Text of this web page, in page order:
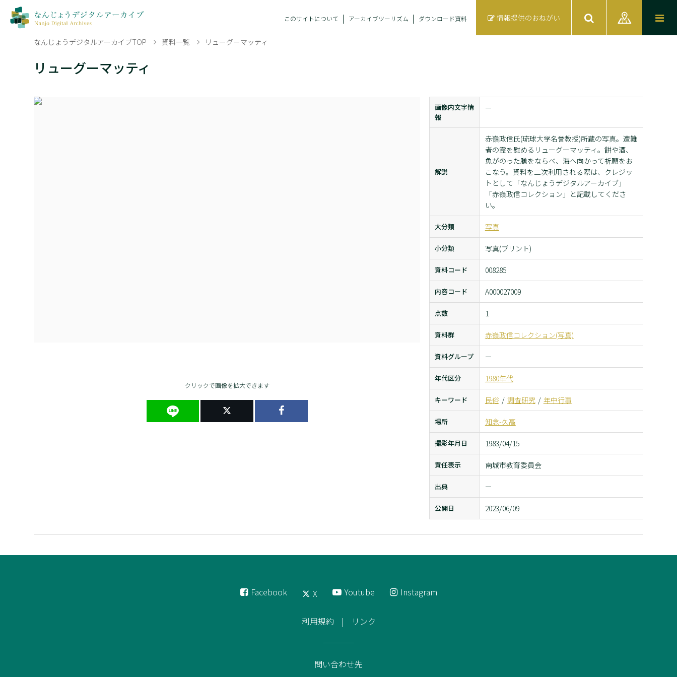
このサイトについて アーカイブツーリズム ダウンロード資料 情報提供のおねがい
なんじょうデジタルアーカイブTOP 資料一覧 リューグーマッティ
リューグーマッティ
クリックで画像を拡大できます
画像内文字情
報
ー
解説
赤嶺政信氏(琉球大学名誉教授)所蔵の写真。遭難
者の霊を慰めるリューグーマッティ。餅や酒、
魚がのった膳をならべ、海へ向かって祈願をお
こなう。資料を二次利用される際は、クレジッ
トとして「なんじょうデジタルアーカイブ」
「赤嶺政信コレクション」と記載してくださ
い。
大分類 写真
小分類 写真(プリント)
資料コード 008285
内容コード A000027009
点数 1
資料群 赤嶺政信コレクション(写真)
資料グループ ー
年代区分 1980年代
キーワード 民俗 調査研究 年中行事
場所 知念-久高
撮影年月日 1983/04/15
責任表示 南城市教育委員会
出典 ー
公開日 2023/06/09
Facebook X Youtube Instagram
利用規約 リンク
問い合わせ先